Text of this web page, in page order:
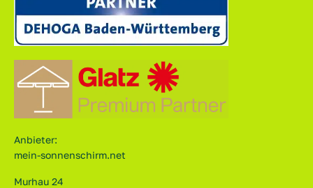
Anbieter:
mein-sonnenschirm.net
Murhau 24